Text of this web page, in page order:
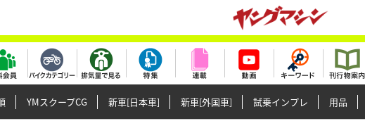
YMスクープCG 新車[日本車] 新車[外国車] 試乗インプレ 用品